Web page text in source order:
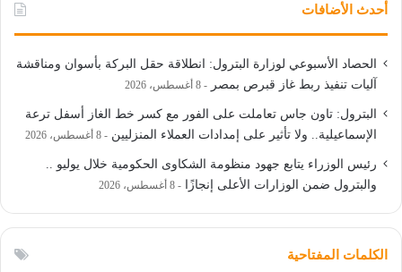
أحدث الأضافات
الحصاد الأسبوعي لوزارة البترول: انطلاقة حقل البركة بأسوان ومناقشة
آليات تنفيذ ربط غاز قبرص بمصر
8 أغسطس، 2026
البترول: تاون جاس تعاملت على الفور مع كسر خط الغاز أسفل ترعة
الإسماعيلية.. ولا تأثير على إمدادات العملاء المنزليين
8 أغسطس، 2026
رئيس الوزراء يتابع جهود منظومة الشكاوى الحكومية خلال يوليو ..
والبترول ضمن الوزارات الأعلى إنجازًا
8 أغسطس، 2026
الكلمات المفتاحية